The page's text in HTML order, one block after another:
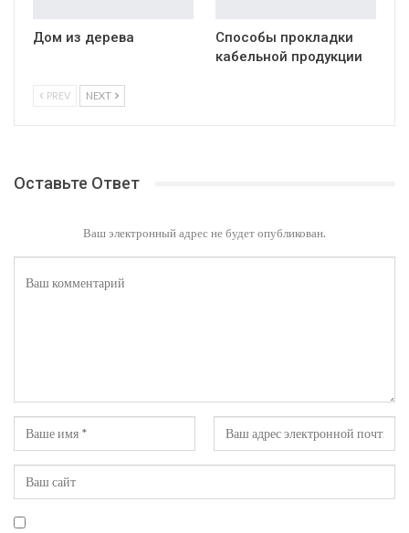
Дом из дерева
Способы прокладки
кабельной продукции
PREV NEXT
Оставьте Ответ
Ваш электронный адрес не будет опубликован.